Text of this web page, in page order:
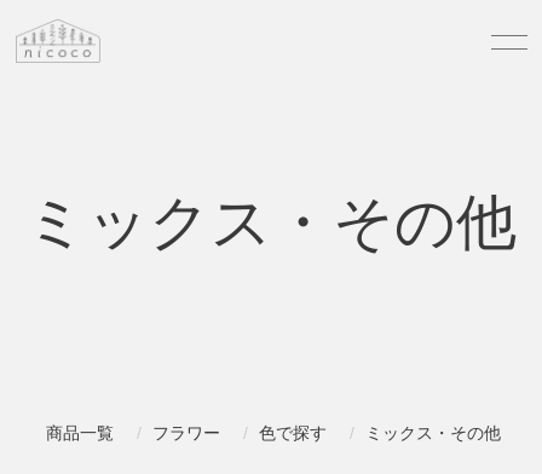
ミックス・その他
商品一覧 フラワー 色で探す ミックス・その他